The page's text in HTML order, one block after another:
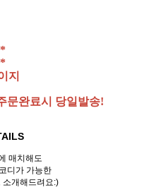
*
*
지
문완료시 당일발송!
매치해도
디가 가능한
소개해드려요:)